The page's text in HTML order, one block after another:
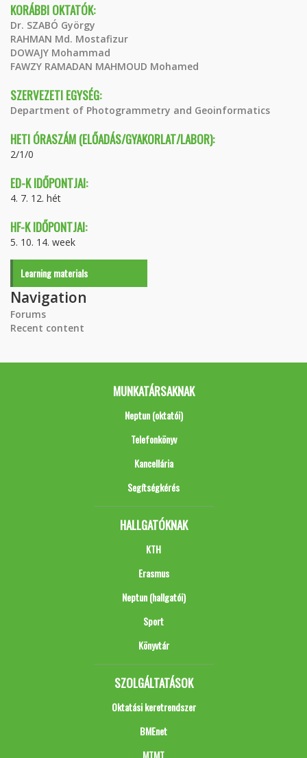
KORÁBBI OKTATÓK:
Dr. SZABÓ György
RAHMAN Md. Mostafizur
DOWAJY Mohammad
FAWZY RAMADAN MAHMOUD Mohamed
SZERVEZETI EGYSÉG:
Department of Photogrammetry and Geoinformatics
HETI ÓRASZÁM (ELŐADÁS/GYAKORLAT/LABOR):
2/1/0
ED-K IDŐPONTJAI:
4. 7. 12. hét
HF-K IDŐPONTJAI:
5. 10. 14. week
Learning materials
Navigation
Forums
Recent content
MUNKATÁRSAKNAK
Neptun (oktatói)
Telefonkönyv
Kancellária
Segítségkérés
HALLGATÓKNAK
KTH
Erasmus
Neptun (hallgatói)
Sport
Könyvtár
SZOLGÁLTATÁSOK
Oktatási keretrendszer
BMEnet
MTMT